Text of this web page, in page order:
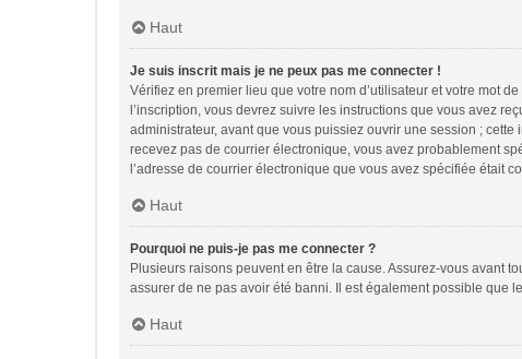
Haut
Je suis inscrit mais je ne peux pas me connecter !
Vérifiez en premier lieu que votre nom d’utilisateur et votre mot
l’inscription, vous devrez suivre les instructions que vous avez
administrateur, avant que vous puissiez ouvrir une session ;
recevez pas de courrier électronique, vous avez probablement
l’adresse de courrier électronique que vous avez spécifiée était
Haut
Pourquoi ne puis-je pas me connecter ?
Plusieurs raisons peuvent en être la cause. Assurez-vous avant
assurer de ne pas avoir été banni. Il est également possible que
Haut